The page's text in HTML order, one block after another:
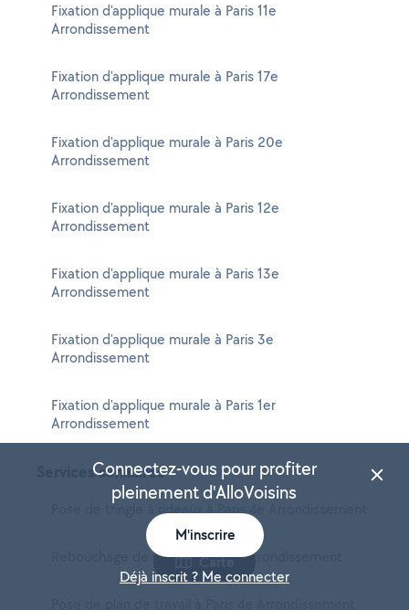
Fixation d'applique murale à Paris 11e
Arrondissement
Fixation d'applique murale à Paris 17e
Arrondissement
Fixation d'applique murale à Paris 20e
Arrondissement
Fixation d'applique murale à Paris 12e
Arrondissement
Fixation d'applique murale à Paris 13e
Arrondissement
Fixation d'applique murale à Paris 3e
Arrondissement
Fixation d'applique murale à Paris 1er
Arrondissement
Services similaires
Pose de tringle à rideaux à Paris 4e Arrondissement
Rebouchage de trou à Paris 4e Arrondissement
Carte
Connectez-vous pour profiter
pleinement d'AlloVoisins
M'inscrire
Déjà inscrit ? Me connecter